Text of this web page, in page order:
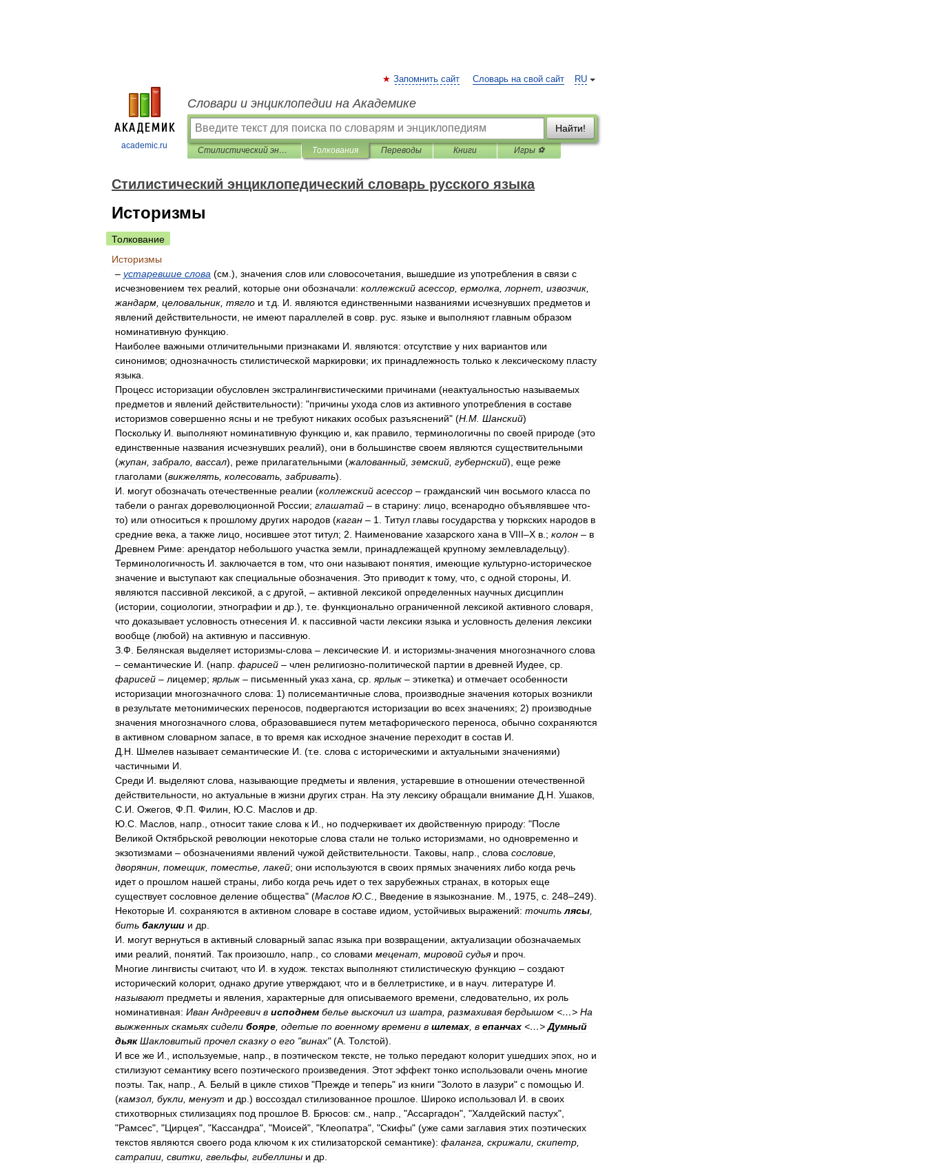
academic.ru
RU
Запомнить сайт Словарь на свой сайт
Словари и энциклопедии на Академике
Найти!
Стилистический энциклопедический словарь русского языка Толкования Переводы Книги Игры ⚽
Стилистический энциклопедический словарь русского языка
Историзмы
Толкование
Историзмы
– устаревшие слова (см .), значения слов или словосочетания вышедшие из употребления в связи с
исчезновением тех реалий которые они обозначали: коллежский асессор ермолка лорнет извозчик
жандарм целовальник тягло и т.д И являются единственными названиями исчезнувших предметов и
явлений действительности не имеют параллелей в совр рус языке и выполняют главным образом
номинативную функцию
Наиболее важными отличительными признаками И являются: отсутствие у них вариантов или
синонимов; однозначность стилистической маркировки; их принадлежность только к лексическому пласту
языка
Процесс историзации обусловлен экстралингвистическими причинами (неактуальностью называемых
предметов и явлений действительности): "причины ухода слов из активного употребления в составе
историзмов совершенно ясны и не требуют никаких особых разъяснений" (Н М Шанский)
Поскольку И выполняют номинативную функцию и как правило терминологичны по своей природе (это
единственные названия исчезнувших реалий), они в большинстве своем являются существительными
(жупан забрало вассал), реже прилагательными (жалованный земский губернский), еще реже
глаголами (викжелять колесовать забривать).
И
могут обозначать отечественные реалии (коллежский асессор – гражданский чин восьмого класса по
табели о рангах дореволюционной России; глашатай – в старину: лицо всенародно объявлявшее что-
то) или относиться к прошлому других народов (каган – 1 Титул главы государства у тюркских народов в
средние века а также лицо носившее этот титул; 2 Наименование хазарского хана в VIII–X в .; колон – в
Древнем Риме: арендатор небольшого участка земли принадлежащей крупному землевладельцу).
Терминологичность И заключается в том что они называют понятия имеющие культурно-историческое
значение и выступают как специальные обозначения Это приводит к тому, что с одной стороны И
являются пассивной лексикой а с другой , – активной лексикой определенных научных дисциплин
(истории социологии этнографии и др .), т.е функционально ограниченной лексикой активного словаря
что доказывает условность отнесения И к пассивной части лексики языка и условность деления лексики
вообще (любой) на активную и пассивную
З Ф Белянская выделяет историзмы-слова – лексические И и историзмы-значения многозначного слова
– семантические И . (напр фарисей – член религиозно-политической партии в древней Иудее ср
фарисей – лицемер; ярлык – письменный указ хана ср ярлык – этикетка) и отмечает особенности
историзации многозначного слова: 1) полисемантичные слова производные значения которых возникли
в результате метонимических переносов подвергаются историзации во всех значениях; 2) производные
значения многозначного слова образовавшиеся путем метафорического переноса обычно сохраняются
в активном словарном запасе в то время как исходное значение переходит в состав И
Д Н Шмелев называет семантические И . (т.е слова с историческими и актуальными значениями)
частичными И
Среди И выделяют слова называющие предметы и явления устаревшие в отношении отечественной
действительности
но актуальные в жизни других стран На эту лексику обращали внимание Д Н Ушаков
С И Ожегов Ф П Филин Ю С Маслов и др
Ю С Маслов напр относит такие слова к И но подчеркивает их двойственную природу: "После
Великой Октябрьской революции некоторые слова стали не только историзмами но одновременно и
экзотизмами – обозначениями явлений чужой действительности Таковы напр слова сословие
дворянин помещик поместье лакей; они используются в своих прямых значениях либо когда речь
идет о прошлом нашей страны либо когда речь идет о тех зарубежных странах в которых еще
существует сословное деление общества" (Маслов Ю С Введение в языкознание М 1975 с 248–249).
Некоторые И сохраняются в активном словаре в составе идиом устойчивых выражений: точить лясы
бить баклуши и др
И
могут вернуться в активный словарный запас языка при возвращении актуализации обозначаемых
ими реалий понятий Так произошло напр со словами меценат мировой судья и проч
Многие лингвисты считают, что И в худож текстах выполняют стилистическую функцию – создают
исторический колорит, однако другие утверждают, что и в беллетристике и в науч литературе И
называют предметы и явления характерные для описываемого времени следовательно их роль
номинативная: Иван Андреевич в исподнем белье выскочил из шатра размахивая бердышом <…> На
выжженных скамьях сидели бояре одетые по военному времени в шлемах в епанчах <…>Думный
дьяк Шакловитый прочел сказку о его "винах"(А Толстой).
И все же И используемые напр в поэтическом тексте не только передают колорит ушедших эпох но и
стилизуют семантику всего поэтического произведения Этот эффект тонко использовали очень многие
поэты Так напр А Белый в цикле стихов "Прежде и теперь" из книги "Золото в лазури" с помощью И
(камзол букли менуэт и др .) воссоздал стилизованное прошлое Широко использовал И в своих
стихотворных стилизациях под прошлое В Брюсов: см напр ., "Ассаргадон", "Халдейский пастух",
"Рамсес", "Цирцея", "Кассандра", "Моисей", "Клеопатра", "Скифы" (уже сами заглавия этих поэтических
текстов являются своего рода ключом к их стилизаторской семантике): фаланга скрижали скипетр
сатрапии свитки гвельфы гибеллины и др